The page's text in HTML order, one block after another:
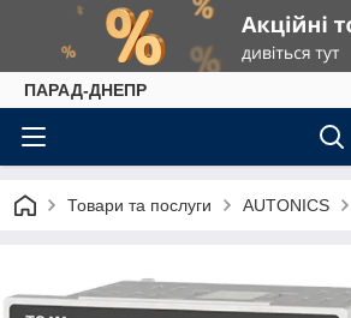
ПАРАД-ДНЕПР
Товари та послуги AUTONICS